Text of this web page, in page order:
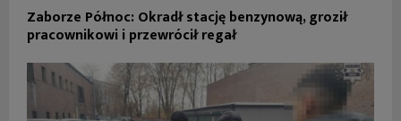
Zaborze Północ: Okradł stację benzynową, groził
pracownikowi i przewrócił regał